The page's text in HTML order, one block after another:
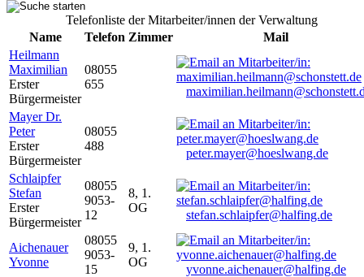
Telefonliste der Mitarbeiter/innen der Verwaltung
Name
Telefon Zimmer
Mail
Heilmann
Maximilian
Erster
Bürgermeister
08055
655
Mayer Dr.
Peter
Erster
Bürgermeister
08055
488
peter.mayer@hoeslwang.de
Schlaipfer
Stefan
Erster
Bürgermeister
08055
9053-
12
8, 1.
OG
stefan.schlaipfer@halfing.de
Aichenauer
Yvonne
08055
9053-
15
9, 1.
OG
yvonne.aichenauer@halfing.de